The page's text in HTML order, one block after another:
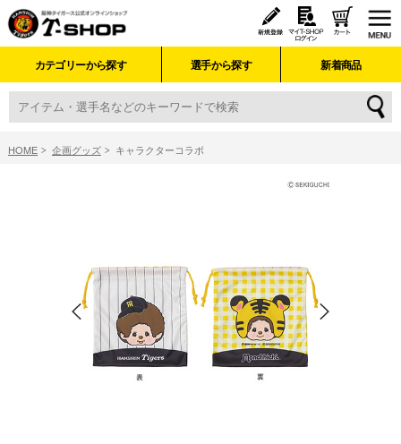
カテゴリーから探す 選手から探す 新着商品
HOME 企画グッズ キャラクターコラボ